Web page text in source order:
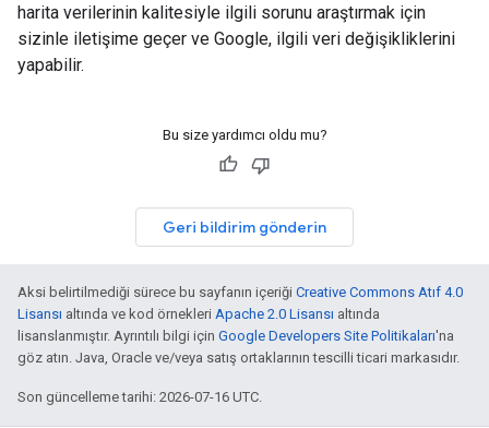
harita verilerinin kalitesiyle ilgili sorunu araştırmak için
sizinle iletişime geçer ve Google, ilgili veri değişikliklerini
yapabilir.
Bu size yardımcı oldu mu?
Geri bildirim gönderin
Aksi belirtilmediği sürece bu sayfanın içeriği Creative Commons Atıf 4.0
Lisansı altında ve kod örnekleri Apache 2.0 Lisansı altında
lisanslanmıştır. Ayrıntılı bilgi için Google Developers Site Politikaları'na
göz atın. Java, Oracle ve/veya satış ortaklarının tescilli ticari markasıdır.
Son güncelleme tarihi: 2026-07-16 UTC.